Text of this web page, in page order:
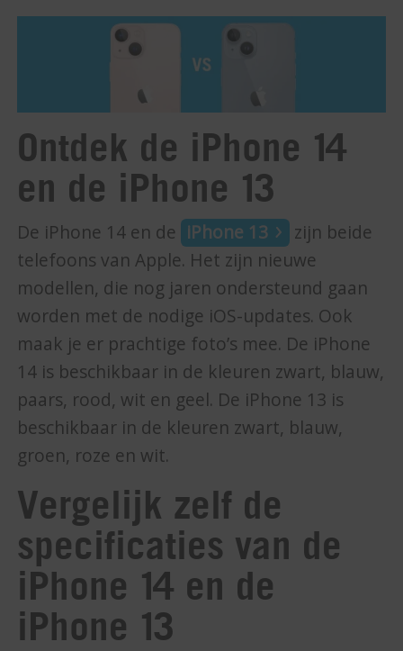
Ontdek de iPhone 14
en de iPhone 13
De iPhone 14 en de iPhone 13
zijn beide
telefoons van Apple. Het zijn nieuwe
modellen, die nog jaren ondersteund gaan
worden met de nodige iOS-updates. Ook
maak je er prachtige foto’s mee. De iPhone
14 is beschikbaar in de kleuren zwart, blauw,
paars, rood, wit en geel. De iPhone 13 is
beschikbaar in de kleuren zwart, blauw,
groen, roze en wit.
Vergelijk zelf de
specificaties van de
iPhone 14 en de
iPhone 13